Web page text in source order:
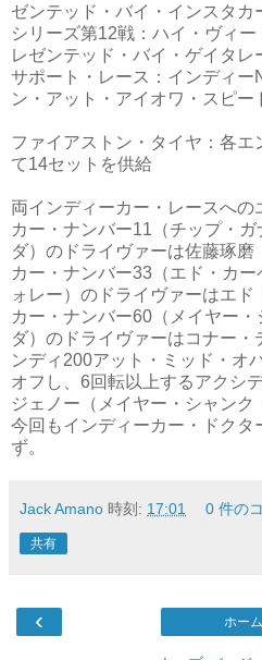
ゼンテッド・バイ・インスタカ
シリーズ第12戦：ハイ・ヴィ
レゼンテッド・バイ・ゲイタレ
サポート・レース：インディー
ン・アット・アイオワ・スピー
ファイアストン・タイヤ：各エ
て14セットを供給
両インディーカー・レースへの
カー・ナンバー11（チップ・
ダ）のドライヴァーは佐藤琢磨
カー・ナンバー33（エド・カ
ォレー）のドライヴァーはエド
カー・ナンバー60（メイヤー
ダ）のドライヴァーはコナー・
ンディ200アット・ミッド・オ
オフし、6回転以上するアクシ
ジェノー（メイヤー・シャン
今回もインディーカー・ドクタ
ず。
Jack Amano 時刻: 17:01 0 件の
共有
‹ ホーム